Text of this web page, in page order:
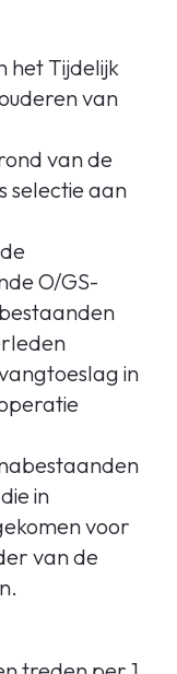
het Tijdelijk
van
van de
selectie aan
O/GS-
in
in
voor
van de